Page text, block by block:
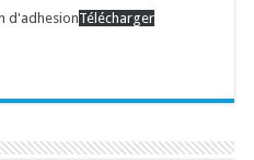
d'adhesionTélécharger